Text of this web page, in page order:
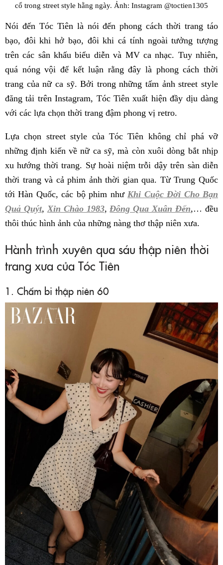
cổ trong street style hằng ngày. Ảnh: Instagram @toctien1305
Nói đến Tóc Tiên là nói đến phong cách thời trang táo
bạo, đôi khi hở bạo, đôi khi cá tính ngoài tưởng tượng
trên các sân khấu biểu diễn và MV ca nhạc. Tuy nhiên,
quá nóng vội để kết luận rằng đây là phong cách thời
trang của nữ ca sỹ. Bởi trong những tấm ảnh street style
đăng tải trên Instagram, Tóc Tiên xuất hiện đầy dịu dàng
với các lựa chọn thời trang đậm phong vị retro.
Lựa chọn street style của Tóc Tiên không chỉ phá vỡ
những định kiến về nữ ca sỹ, mà còn xuôi dòng bắt nhịp
xu hướng thời trang. Sự hoài niệm trỗi dậy trên sàn diễn
thời trang và cả phim ảnh thời gian qua. Từ Trung Quốc
tới Hàn Quốc, các bộ phim nhưKhi Cuộc Đời Cho Bạn
Quả Quýt,Xin Chào 1983,Đông Qua Xuân Đến,… đều
thôi thúc hình ảnh của những nàng thơ thập niên xưa.
Hành trình xuyên qua sáu thập niên thời
trang xưa của Tóc Tiên
1. Chấm bi thập niên 60